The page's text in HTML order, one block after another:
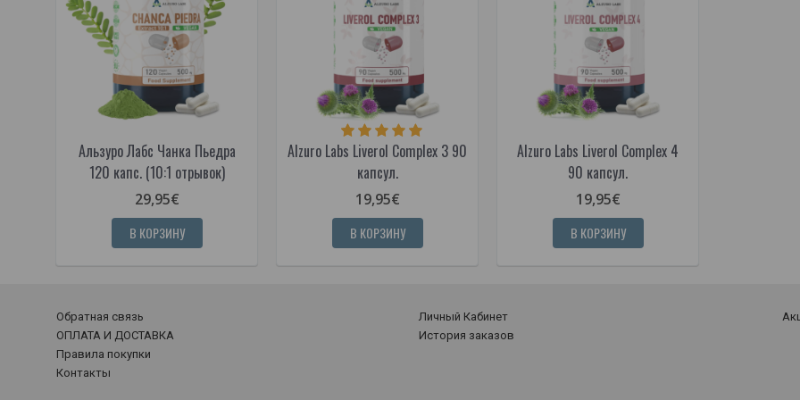
Альзуро Лабс Чанка Пьедра
120 капс. (10:1 отрывок)
29,95€
В КОРЗИНУ
Alzuro Labs Liverol Complex 3 90
капсул.
19,95€
В КОРЗИНУ
Alzuro Labs Liverol Complex 4
90 капсул.
19,95€
В КОРЗИНУ
Обратная связь
ОПЛАТА И ДОСТАВКА
Правила покупки
Контакты
Личный Кабинет
История заказов